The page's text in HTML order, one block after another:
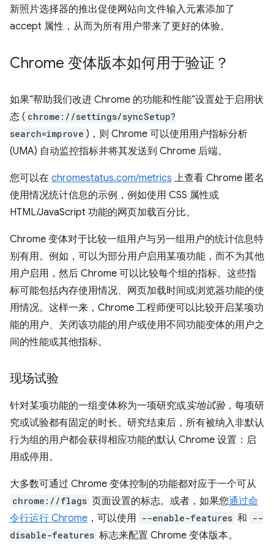
新照片选择器的推出促使网站向文件输入元素添加了
accept 属性，从而为所有用户带来了更好的体验。
Chrome 变体版本如何用于验证？
如果“帮助我们改进 Chrome 的功能和性能”设置处于启用状
态 ( chrome://settings/syncSetup?
search=improve )，则 Chrome 可以使用用户指标分析
(UMA) 自动监控指标并将其发送到 Chrome 后端。
您可以在 chromestatus.com/metrics 上查看 Chrome 匿名
使用情况统计信息的示例，例如使用 CSS 属性或
HTML/JavaScript 功能的网页加载百分比。
Chrome 变体对于比较一组用户与另一组用户的统计信息特
别有用。例如，可以为部分用户启用某项功能，而不为其他
用户启用，然后 Chrome 可以比较每个组的指标。这些指
标可能包括内存使用情况、网页加载时间或浏览器功能的使
用情况。这样一来，Chrome 工程师便可以比较开启某项功
能的用户、关闭该功能的用户或使用不同功能变体的用户之
间的性能或其他指标。
现场试验
针对某项功能的一组变体称为一项研究或实地试验，每项研
究或试验都有固定的时长。研究结束后，所有被纳入非默认
行为组的用户都会获得相应功能的默认 Chrome 设置：启
用或停用。
大多数可通过 Chrome 变体控制的功能都对应于一个可从
chrome://flags 页面设置的标志。或者，如果您通过命
令行运行 Chrome ，可以使用 --enable-features 和 --
disable-features 标志来配置 Chrome 变体版本。